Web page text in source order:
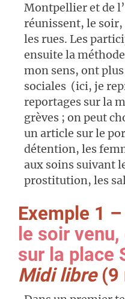
Montpellier et de
réunissent, le
les rues. Les
ensuite la
mon sens, ont
sociales (ici, je
reportages sur la
grèves ; on peut
un article sur le
détention, les
aux soins suivant
prostitution, les
Exemple 1 –
le soir venu,
sur la place
Midi libre(9